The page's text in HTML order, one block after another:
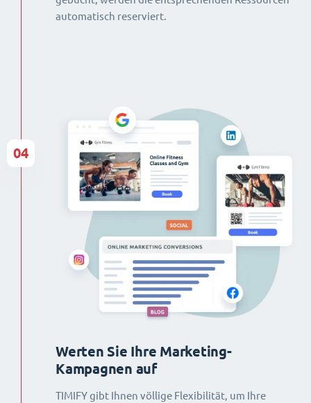
automatisch reserviert.
Werten Sie Ihre Marketing-
Kampagnen auf
TIMIFY gibt Ihnen völlige Flexibilität, um Ihre
04